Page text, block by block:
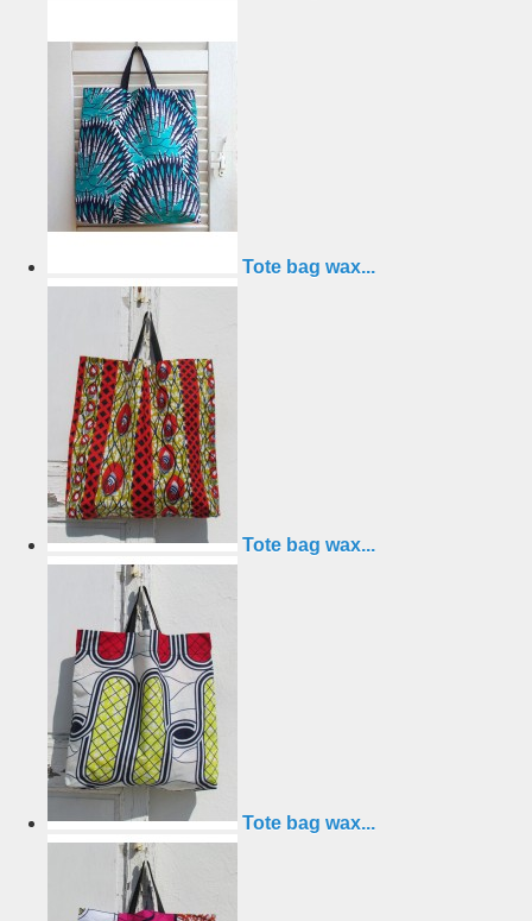
Tote bag wax...
Tote bag wax...
Tote bag wax...